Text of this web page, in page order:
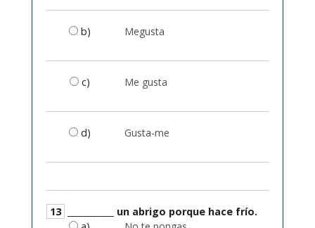
b) Megusta
c) Me gusta
d) Gusta-me
13
___________ un abrigo porque hace frío.